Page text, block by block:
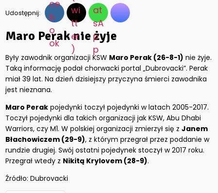
Udostępnij:
Maro Perak nie żyje
Były zawodnik organizacji KSW Maro Perak (26-8-1) nie żyje.
Taką informację podał chorwacki portal „Dubrovacki”. Perak
miał 39 lat. Na dzień dzisiejszy przyczyna śmierci zawodnika
jest nieznana.
Maro Perak pojedynki toczył pojedynki w latach 2005-2017.
Toczył pojedynki dla takich organizacji jak KSW, Abu Dhabi
Warriors, czy M1. W polskiej organizacji zmierzył się zJanem
Błachowiczem (29-9), z którym przegrał przez poddanie w
rundzie drugiej. Swój ostatni pojedynek stoczył w 2017 roku.
Przegrał wtedy z Nikitą Krylovem (28-9).
Źródło: Dubrovacki